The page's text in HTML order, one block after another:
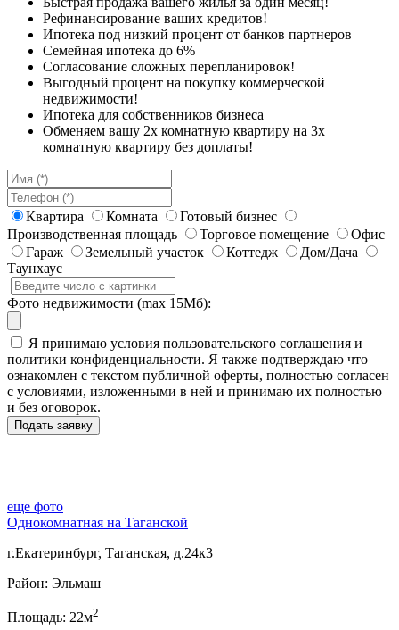
Рефинансирование ваших кредитов!
Ипотека под низкий процент от банков партнеров
Семейная ипотека до 6%
Согласование сложных перепланировок!
Выгодный процент на покупку коммерческой
недвижимости!
Ипотека для собственников бизнеса
Обменяем вашу 2х комнатную квартиру на 3х
комнатную квартиру без доплаты!
Квартира Комната
Готовый бизнес
Производственная площадь
Торговое помещение
Офис
Гараж
Земельный участок Коттедж
Дом/Дача
Таунхаус
Фото недвижимости (max 15Мб):
Я принимаю условия пользовательского соглашения и
политики конфиденциальности. Я также подтверждаю что
ознакомлен с текстом публичной оферты, полностью согласен
с условиями, изложенными в ней и принимаю их полностью
и без оговорок.
еще фото
Однокомнатная на Таганской
г.Екатеринбург, Таганская, д.24к3
Район: Эльмаш
Площадь: 22м2